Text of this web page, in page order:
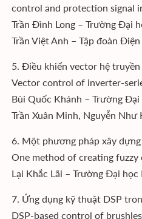
control and protection signal
Trần Đình Long – Trường Đại
Trần Việt Anh – Tập đoàn
5. Điều khiển vector hệ
Vector control of inverter-
Bùi Quốc Khánh – Trường
Trần Xuân Minh, Nguyễn
6. Một phương pháp xây
One method of creating
Lại Khắc Lãi – Trường Đại học
7. Ứng dụng kỹ thuật DSP
DSP-based control of